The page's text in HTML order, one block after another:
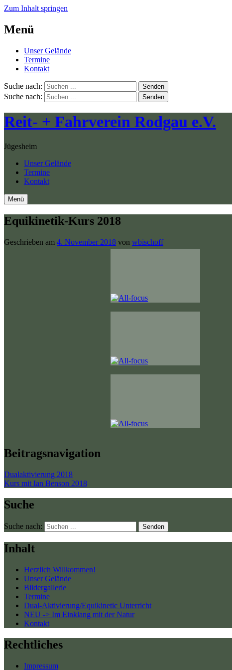
Zum Inhalt springen
Menü
Unser Gelände
Termine
Kontakt
Suche nach: Senden
Suche nach: Senden
Reit- + Fahrverein Rodgau e.V.
Jügesheim
Unser Gelände
Termine
Kontakt
Menü
Equikinetik-Kurs 2018
Geschrieben am 4. November 2018 von wbischoff
Beitragsnavigation
Dualaktivierung 2018
Kurs mit Ian Benson 2018
Suche
Suche nach: Senden
Inhalt
Herzlich Willkommen!
Unser Gelände
Bildergallerie
Termine
Dual-Aktivierung/Equikinetic Unterricht
NEU -> Im Einklang mit der Natur
Kontakt
Rechtliches
Impressum